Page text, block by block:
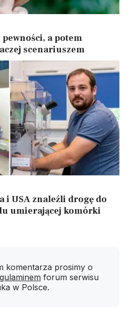
a potem
scenariuszem
i USA znaleźli drogę do
umierającej komórki
komentarza prosimy o
forum serwisu
w Polsce.